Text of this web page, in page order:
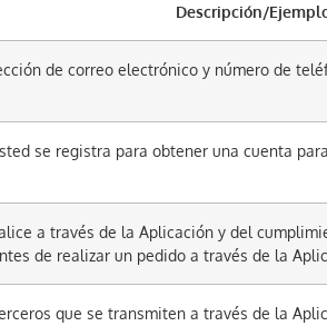
Descripción/
de correo electrónico y número de
se registra para obtener una cuenta
a través de la Aplicación y del
de realizar un pedido a través de la
que se transmiten a través de la